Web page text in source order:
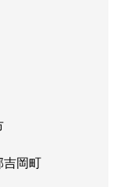
吉岡町